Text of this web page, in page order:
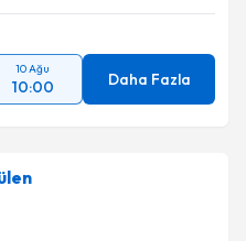
10 Ağu
10:00 Daha Fazla